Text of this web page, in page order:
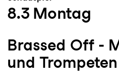
8.3 Montag
Brassed Off -
und Trompeten